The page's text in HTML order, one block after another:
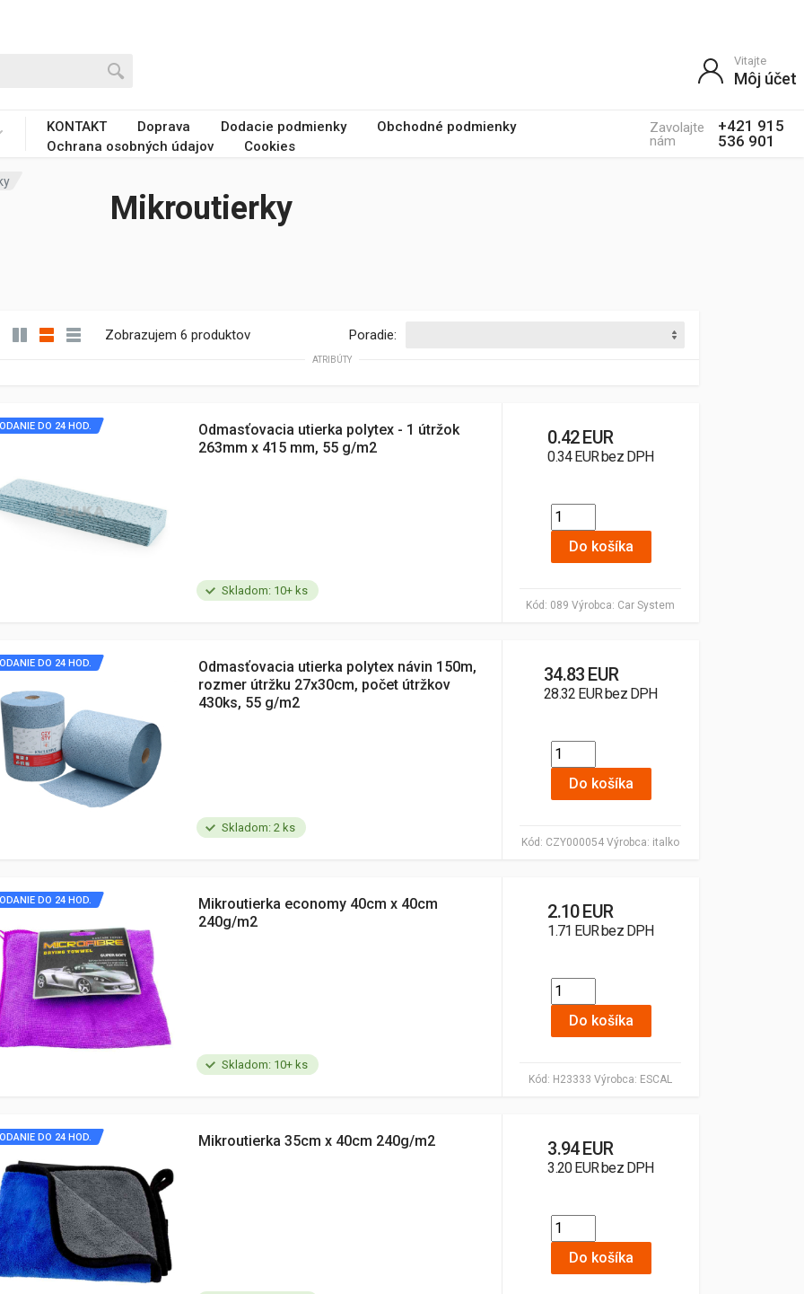
KONTAKT Doprava Dodacie podmienky
Obchodné podmienky
Ochrana osobných údajov
Cookies
Zavolajte
nám
+421 915
536 901
Vitajte
Môj účet
Mikroutierky
Zobrazujem 6 produktov Poradie:
ATRIBÚTY
Skladom: 10+ ks
Kód: 089 Výrobca: Car System
DO 24 HOD.
Odmasťovacia utierka polytex - 1 útržok
263mm x 415 mm, 55 g/m2
0.42 EUR
0.34 EUR bez DPH
Do košíka
Skladom: 2 ks
Kód: CZY000054 Výrobca: italko
DO 24 HOD.
Odmasťovacia utierka polytex návin 150m,
rozmer útržku 27x30cm, počet útržkov
430ks, 55 g/m2
34.83 EUR
28.32 EUR bez DPH
Do košíka
Skladom: 10+ ks
Kód: H23333 Výrobca: ESCAL
DO 24 HOD.
Mikroutierka economy 40cm x 40cm
240g/m2
2.10 EUR
1.71 EUR bez DPH
Do košíka
DO 24 HOD. Mikroutierka 35cm x 40cm 240g/m2 3.94 EUR
3.20 EUR bez DPH
Do košíka